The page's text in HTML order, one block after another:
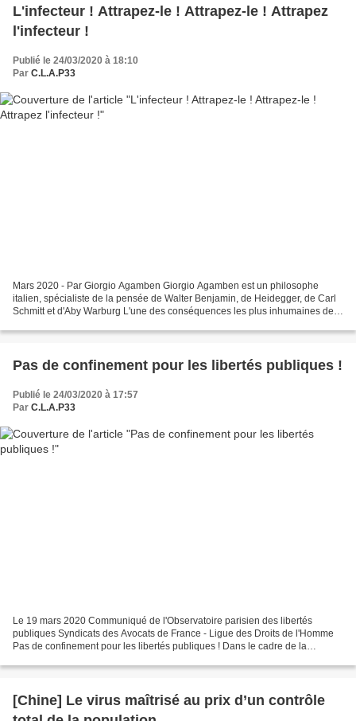
L'infecteur ! Attrapez-le ! Attrapez-le ! Attrapez
l'infecteur !
Publié le 24/03/2020 à 18:10
Par C.L.A.P33
Mars 2020 - Par Giorgio Agamben Giorgio Agamben est un philosophe
italien, spécialiste de la pensée de Walter Benjamin, de Heidegger, de Carl
Schmitt et d'Aby Warburg L'une des conséquences les plus inhumaines de
Pas de confinement pour les libertés publiques !
Publié le 24/03/2020 à 17:57
Par C.L.A.P33
Le 19 mars 2020 Communiqué de l'Observatoire parisien des libertés
publiques Syndicats des Avocats de France - Ligue des Droits de l'Homme
Pas de confinement pour les libertés publiques ! Dans le cadre de la
[Chine] Le virus maîtrisé au prix d’un contrôle